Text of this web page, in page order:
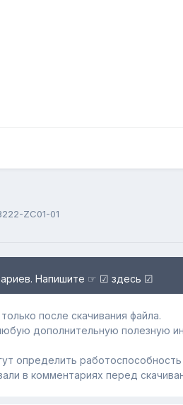
ZC01-01
Напишите ☞ ☑ здесь ☑
после скачивания файла.
дополнительную полезную
определить
в комментариях перед